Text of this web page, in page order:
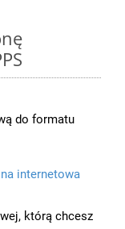
do formatu
internetowa
którą chcesz